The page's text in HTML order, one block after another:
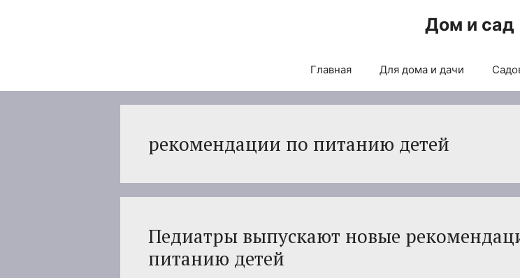
Дом и сад
Главная Для дома и дачи
рекомендации по питанию детей
Педиатры выпускают новые
питанию детей